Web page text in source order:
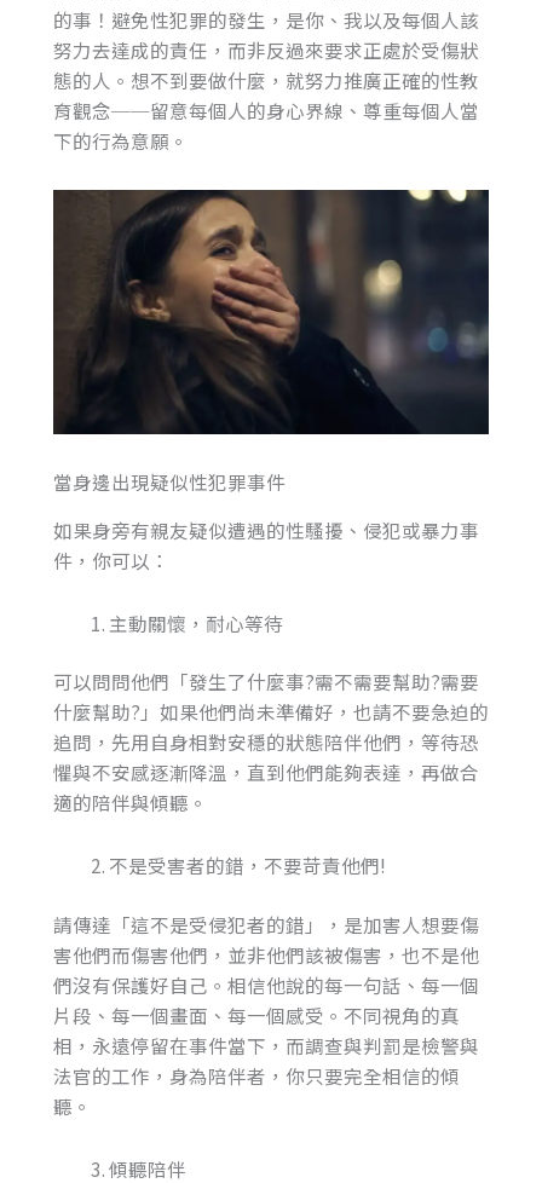
的事！避免性犯罪的發生，是你、我以及每個人該
努力去達成的責任，而非反過來要求正處於受傷狀
態的人。想不到要做什麼，就努力推廣正確的性教
育觀念──留意每個人的身心界線、尊重每個人當
下的行為意願。
當身邊出現疑似性犯罪事件
如果身旁有親友疑似遭遇的性騷擾、侵犯或暴力事
件，你可以：
主動關懷，耐心等待
可以問問他們「發生了什麼事?需不需要幫助?需要
什麼幫助?」如果他們尚未準備好，也請不要急迫的
追問，先用自身相對安穩的狀態陪伴他們，等待恐
懼與不安感逐漸降溫，直到他們能夠表達，再做合
適的陪伴與傾聽。
不是受害者的錯，不要苛責他們!
請傳達「這不是受侵犯者的錯」，是加害人想要傷
害他們而傷害他們，並非他們該被傷害，也不是他
們沒有保護好自己。相信他說的每一句話、每一個
片段、每一個畫面、每一個感受。不同視角的真
相，永遠停留在事件當下，而調查與判罰是檢警與
法官的工作，身為陪伴者，你只要完全相信的傾
聽。
傾聽陪伴